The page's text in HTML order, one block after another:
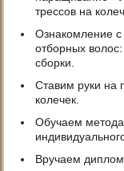
трессов на
Ознакомление с
отборных
сборки.
Ставим руки на
колечек.
Обучаем
Вручаем диплом.